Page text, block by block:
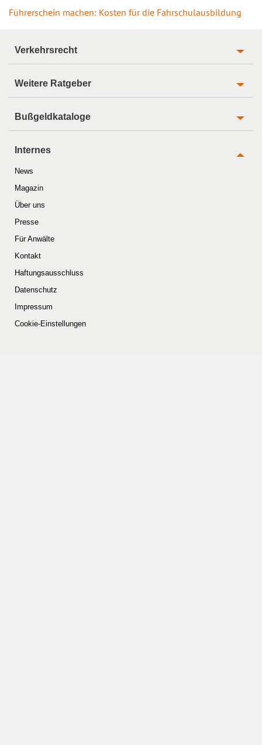
Führerschein machen: Kosten für die Fahrschulausbildung
Verkehrsrecht
Weitere Ratgeber
Bußgeldkataloge
Internes
News
Magazin
Über uns
Presse
Für Anwälte
Kontakt
Haftungsausschluss
Datenschutz
Impressum
Cookie-Einstellungen